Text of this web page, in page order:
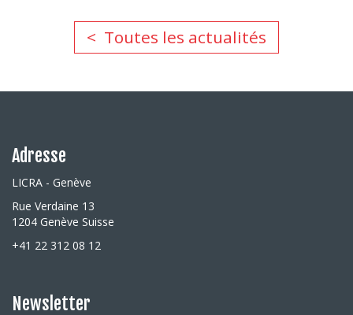
Toutes les actualités
Adresse
LICRA - Genève
Rue Verdaine 13
1204 Genève Suisse
+41 22 312 08 12
Newsletter